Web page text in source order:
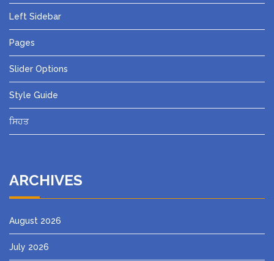
Left Sidebar
Pages
Slider Options
Style Guide
ਸਿਹਤ
ARCHIVES
August 2026
July 2026